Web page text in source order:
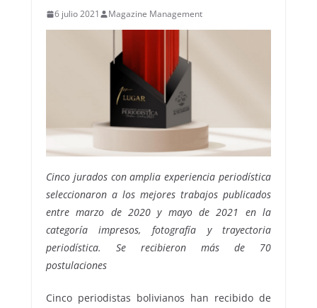
6 julio 2021 Magazine Management
Cinco jurados con amplia experiencia periodística
seleccionaron a los mejores trabajos publicados
entre marzo de 2020 y mayo de 2021 en la
categoría impresos, fotografía y trayectoria
periodística. Se recibieron más de 70
postulaciones
Cinco periodistas bolivianos han recibido de